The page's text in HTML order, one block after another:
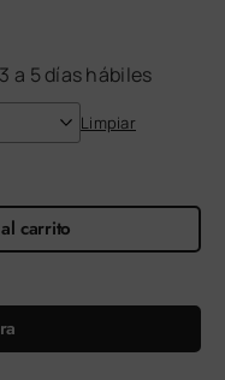
a 5 días hábiles
Limpiar
carrito